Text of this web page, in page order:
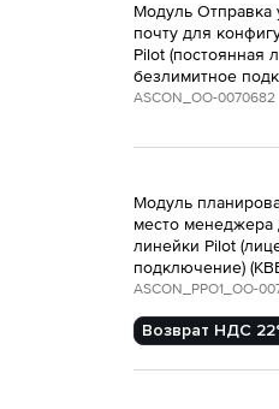
Модуль Отправка
почту для
Pilot (постоянная
безлимитное
ASCON_ОО-0070682
Модуль
место менеджера
линейки Pilot
подключение)
ASCON_PPO1_ОО-
Возврат НДС